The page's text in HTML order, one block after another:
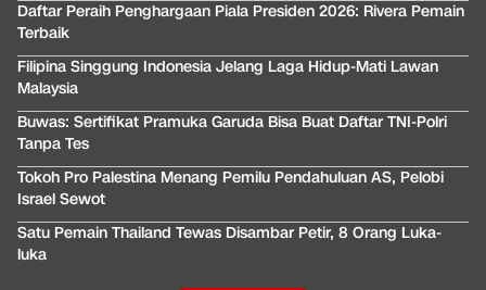
Daftar Peraih Penghargaan Piala Presiden 2026: Rivera Pemain
Terbaik
Filipina Singgung Indonesia Jelang Laga Hidup-Mati Lawan
Malaysia
Buwas: Sertifikat Pramuka Garuda Bisa Buat Daftar TNI-Polri
Tanpa Tes
Tokoh Pro Palestina Menang Pemilu Pendahuluan AS, Pelobi
Israel Sewot
Satu Pemain Thailand Tewas Disambar Petir, 8 Orang Luka-
luka